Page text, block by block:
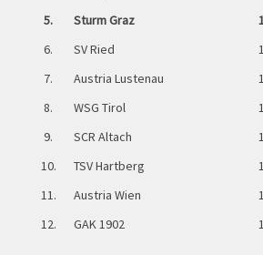
5.
Sturm Graz
6.
SV Ried 1
7.
Austria Lustenau 1
8.
WSG Tirol 1
9.
SCR Altach 1
10.
TSV Hartberg 1
11.
Austria Wien 1
12.
GAK 1902 1